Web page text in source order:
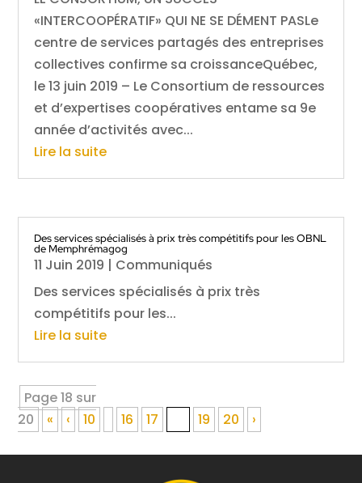
«INTERCOOPÉRATIF» QUI NE SE DÉMENT PASLe
centre de services partagés des entreprises
collectives confirme sa croissanceQuébec,
le 13 juin 2019 – Le Consortium de ressources
et d’expertises coopératives entame sa 9e
année d’activités avec...
Lire la suite
Des services spécialisés à prix très compétitifs pour les OBNL
de Memphrémagog
11 Juin 2019 | Communiqués
Des services spécialisés à prix très
compétitifs pour les...
Lire la suite
Page 18 sur
20
« ‹ 10 16 17 19 20 ›